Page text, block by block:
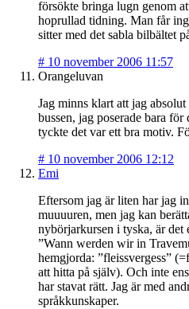
försökte bringa lugn genom
hoprullad tidning. Man får
sitter med det sabla bilbältet
# 10 november 2006 11:57
Orangeluvan
Jag minns klart att jag
bussen, jag poserade bara
tyckte det var ett bra motiv.
# 10 november 2006 12:12
Emi
Eftersom jag är liten har jag
muuuuren, men jag kan
nybörjarkursen i tyska, är det
”Wann werden wir in
hemgjorda: ”fleissvergess”
att hitta på själv). Och inte
har stavat rätt. Jag är med
språkkunskaper.